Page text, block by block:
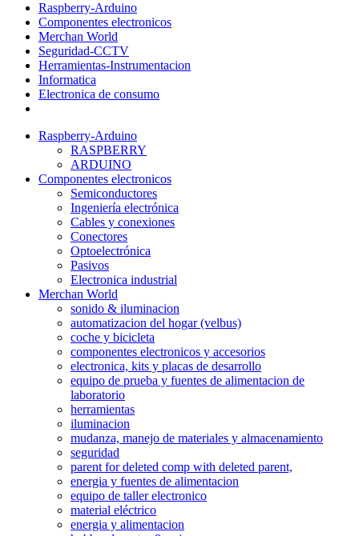
Raspberry-Arduino
Componentes electronicos
Merchan World
Seguridad-CCTV
Herramientas-Instrumentacion
Informatica
Electronica de consumo
Raspberry-Arduino
RASPBERRY
ARDUINO
Componentes electronicos
Semiconductores
Ingeniería electrónica
Cables y conexiones
Conectores
Optoelectrónica
Pasivos
Electronica industrial
Merchan World
sonido & iluminacion
automatizacion del hogar (velbus)
coche y bicicleta
componentes electronicos y accesorios
electronica, kits y placas de desarrollo
equipo de prueba y fuentes de alimentacion de
laboratorio
herramientas
iluminacion
mudanza, manejo de materiales y almacenamiento
seguridad
parent for deleted comp with deleted parent,
energia y fuentes de alimentacion
equipo de taller electronico
material eléctrico
energia y alimentacion